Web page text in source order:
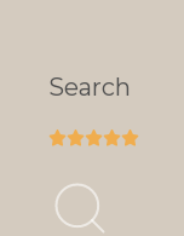
Search
